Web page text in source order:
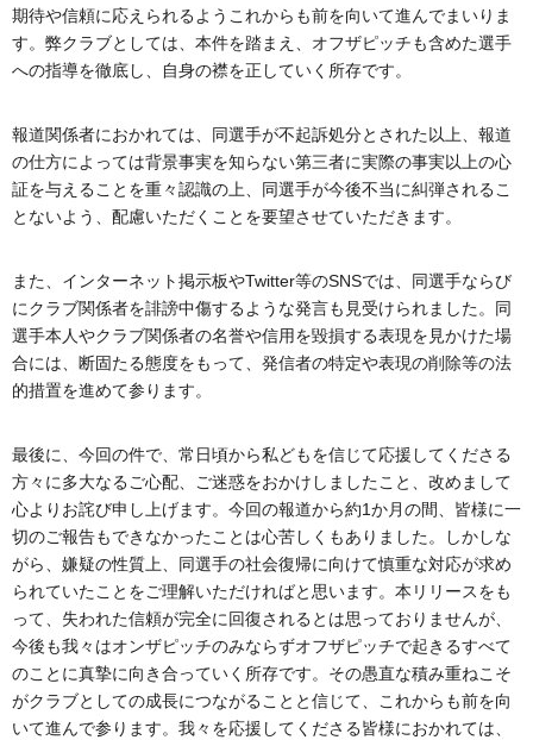
期待や信頼に応えられるようこれからも前を向いて進んでまいりま
す。弊クラブとしては、本件を踏まえ、オフザピッチも含めた選手
への指導を徹底し、自身の襟を正していく所存です。
報道関係者におかれては、同選手が不起訴処分とされた以上、報道
の仕方によっては背景事実を知らない第三者に実際の事実以上の心
証を与えることを重々認識の上、同選手が今後不当に糾弾されるこ
とないよう、配慮いただくことを要望させていただきます。
また、インターネット掲示板やTwitter等のSNSでは、同選手ならび
にクラブ関係者を誹謗中傷するような発言も見受けられました。同
選手本人やクラブ関係者の名誉や信用を毀損する表現を見かけた場
合には、断固たる態度をもって、発信者の特定や表現の削除等の法
的措置を進めて参ります。
最後に、今回の件で、常日頃から私どもを信じて応援してくださる
方々に多大なるご心配、ご迷惑をおかけしましたこと、改めまして
心よりお詫び申し上げます。今回の報道から約1か月の間、皆様に一
切のご報告もできなかったことは心苦しくもありました。しかしな
がら、嫌疑の性質上、同選手の社会復帰に向けて慎重な対応が求め
られていたことをご理解いただければと思います。本リリースをも
って、失われた信頼が完全に回復されるとは思っておりませんが、
今後も我々はオンザピッチのみならずオフザピッチで起きるすべて
のことに真摯に向き合っていく所存です。その愚直な積み重ねこそ
がクラブとしての成長につながることと信じて、これからも前を向
いて進んで参ります。我々を応援してくださる皆様におかれては、